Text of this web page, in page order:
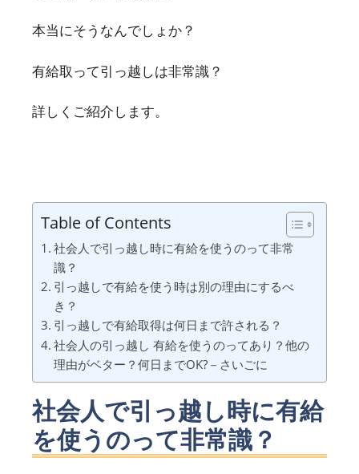
本当にそうなんでしょか？
有給取って引っ越しは非常識？
詳しくご紹介します。
Table of Contents
社会人で引っ越し時に有給を使うのって非常
識？
引っ越しで有給を使う時は別の理由にするべ
き？
引っ越しで有給取得は何日まで許される？
社会人の引っ越し 有給を使うのってあり？他の
理由がベター？何日までOK?－さいごに
社会人で引っ越し時に有給
を使うのって非常識？